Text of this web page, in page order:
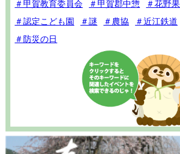
＃甲賀教育委員会
＃甲賀郡中惣 ＃花野
＃認定こども園
＃謎 ＃農協 ＃近江鉄道
＃防災の日